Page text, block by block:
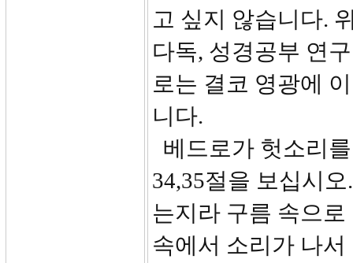
고 싶지 않습니다.
다독, 성경공부 연
로는 결코 영광에
니다.
베드로가 헛소리
34,35절을 보십시
는지라 구름 속으
속에서 소리가 나